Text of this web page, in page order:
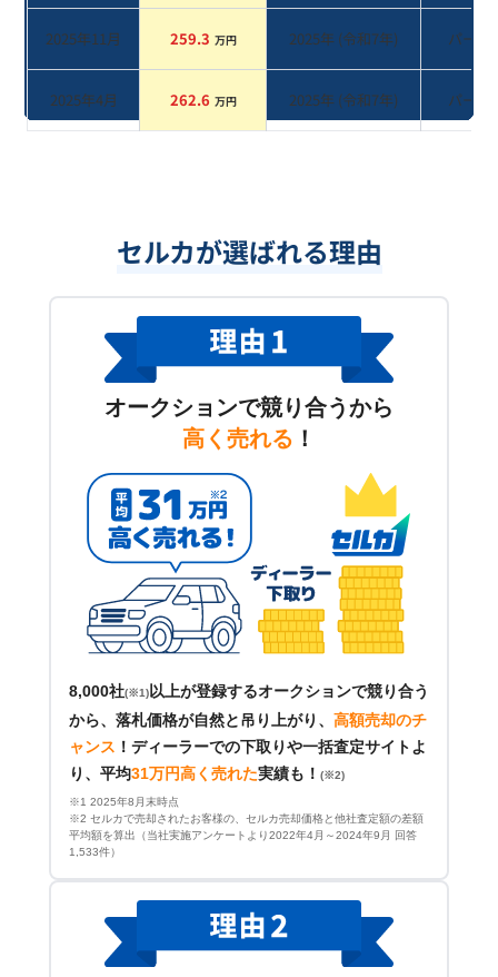
2025年11月 259.3 万円 2025年 (令和7年) パール
2025年4月 262.6 万円 2025年 (令和7年) パール
セルカが選ばれる理由
オークションで競り合うから
高く売れる ！
8,000社(※1) 以上が登録するオークションで競り合う
から、落札価格が自然と吊り上がり、 高額売却のチ
ャンス ！ ディーラーでの下取りや一括査定サイトよ
り、平均31万円高く売れた実績も！ (※2)
※1 2025年8月末時点
※2 セルカで売却されたお客様の、セルカ売却価格と他社査定額の差額
平均額を算出（当社実施アンケートより2022年4月～2024年9月 回答
1,533件）